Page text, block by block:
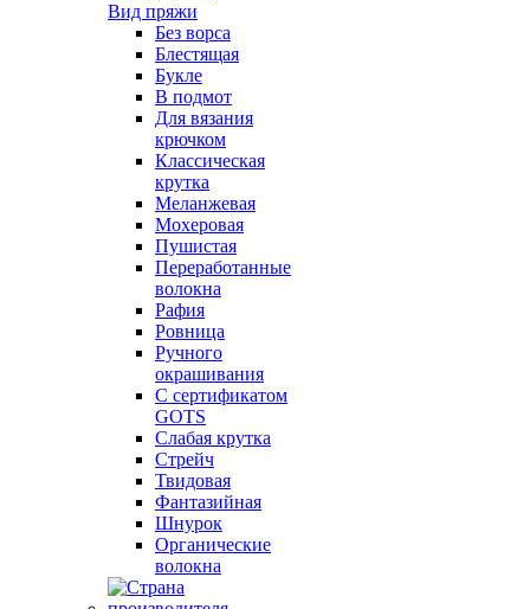
Вид пряжи
Без ворса
Блестящая
Букле
В подмот
Для вязания
крючком
Классическая
крутка
Меланжевая
Мохеровая
Пушистая
Переработанные
волокна
Рафия
Ровница
Ручного
окрашивания
С сертификатом
GOTS
Слабая крутка
Стрейч
Твидовая
Фантазийная
Шнурок
Органические
волокна